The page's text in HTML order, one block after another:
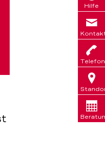
Hilfe
Telefon